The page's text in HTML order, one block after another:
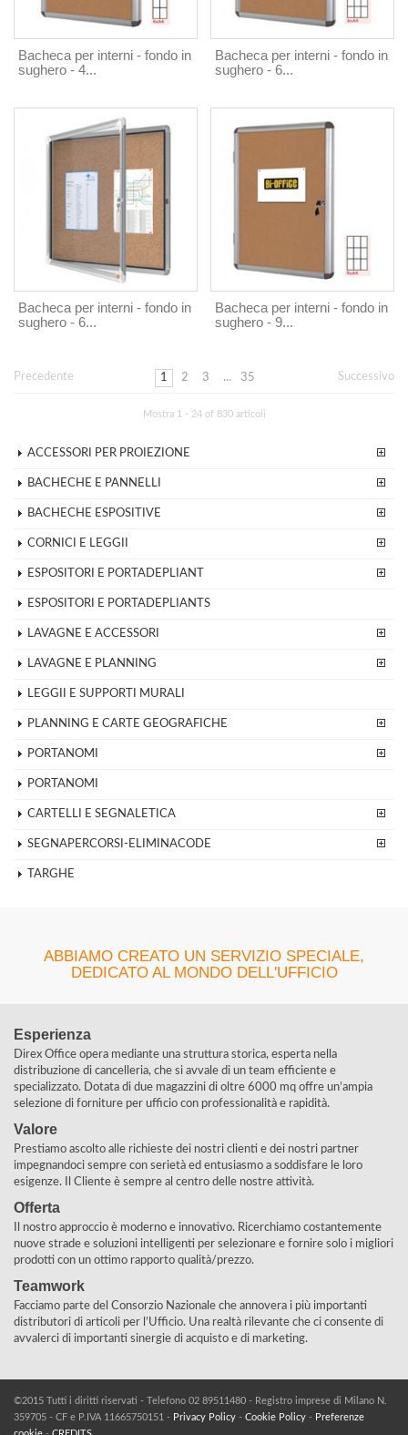
Bacheca per interni - fondo in
sughero - 4...
Bacheca per interni - fondo in
sughero - 6...
Bacheca per interni - fondo in
sughero - 6...
Bacheca per interni - fondo in
sughero - 9...
Precedente 1 2 3 ... 35 Successivo
Mostra 1 - 24 of 830 articoli
ACCESSORI PER PROIEZIONE
BACHECHE E PANNELLI
BACHECHE ESPOSITIVE
CORNICI E LEGGII
ESPOSITORI E PORTADEPLIANT
ESPOSITORI E PORTADEPLIANTS
LAVAGNE E ACCESSORI
LAVAGNE E PLANNING
LEGGII E SUPPORTI MURALI
PLANNING E CARTE GEOGRAFICHE
PORTANOMI
PORTANOMI
CARTELLI E SEGNALETICA
SEGNAPERCORSI-ELIMINACODE
TARGHE
ABBIAMO CREATO UN SERVIZIO SPECIALE,
DEDICATO AL MONDO DELL'UFFICIO
Esperienza
Direx Office opera mediante una struttura storica, esperta nella
distribuzione di cancelleria, che si avvale di un team efficiente e
specializzato. Dotata di due magazzini di oltre 6000 mq offre un’ampia
selezione di forniture per ufficio con professionalità e rapidità.
Valore
Prestiamo ascolto alle richieste dei nostri clienti e dei nostri partner
impegnandoci sempre con serietà ed entusiasmo a soddisfare le loro
esigenze. Il Cliente è sempre al centro delle nostre attività.
Offerta
Il nostro approccio è moderno e innovativo. Ricerchiamo costantemente
nuove strade e soluzioni intelligenti per selezionare e fornire solo i migliori
prodotti con un ottimo rapporto qualità/prezzo.
Teamwork
Facciamo parte del Consorzio Nazionale che annovera i più importanti
distributori di articoli per l’Ufficio. Una realtà rilevante che ci consente di
avvalerci di importanti sinergie di acquisto e di marketing.
©2015 Tutti i diritti riservati - Telefono 02 89511480 - Registro imprese di Milano N.
359705 - CF e P.IVA 11665750151 - Privacy Policy - Cookie Policy - Preferenze